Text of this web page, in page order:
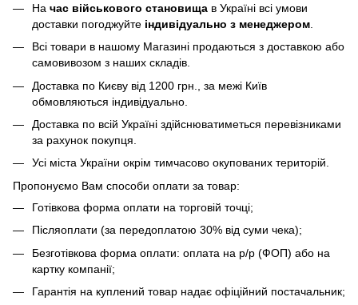
На час військового становища в Україні всі умови
доставки погоджуйте індивідуально з менеджером
Всі товари в нашому Магазині продаються з доставкою або
самовивозом з наших складів.
Доставка по Києву від 1200 грн., за межі Київ
обмовляються індивідуально.
Доставка по всій Україні здійснюватиметься перевізниками
за рахунок покупця.
Усі міста України окрім тимчасово окупованих територій.
Пропонуємо Вам способи оплати за товар:
Готівкова форма оплати на торговій точці;
Післяоплати (за передоплатою 30% від суми чека);
Безготівкова форма оплати: оплата на р/р (ФОП) або на
картку компанії;
Гарантія на куплений товар надає офіційний постачальник;